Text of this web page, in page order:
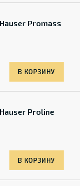
Promass
В КОРЗИНУ
Proline
В КОРЗИНУ